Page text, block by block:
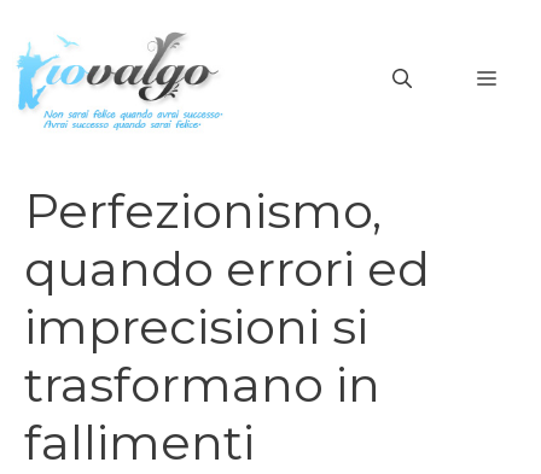
contenuto
Perfezionismo,
quando errori ed
imprecisioni si
trasformano in
fallimenti